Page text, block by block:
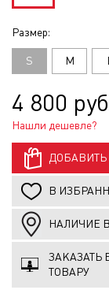
Размер:
S M L
4 800
Нашли дешевле?
В
НАЛИЧИЕ В
ЗАКАЗАТЬ
ТОВАРУ